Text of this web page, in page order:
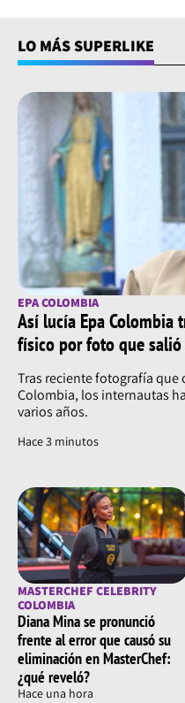
LO MÁS SUPERLIKE
EPA COLOMBIA
Así lucía Epa Colombia
físico por foto que salió
Tras reciente fotografía que
Colombia, los internautas
varios años.
Hace 4 minutos
MASTERCHEF CELEBRITY
COLOMBIA
Diana Mina se pronunció
frente al error que causó su
eliminación en MasterChef:
¿qué reveló?
Hace una hora